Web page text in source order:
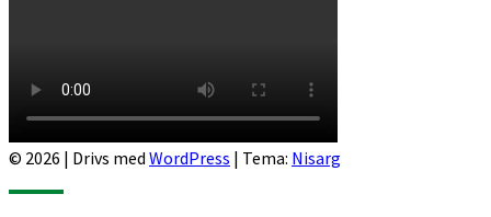
© 2026 | Drivs med WordPress | Tema: Nisarg